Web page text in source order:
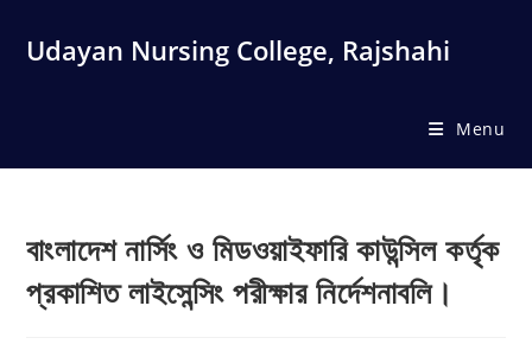
Udayan Nursing College, Rajshahi
Menu
বাংলাদেশ নার্সিং ও মিডওয়াইফারি কাউন্সিল কর্তৃক
প্রকাশিত লাইসেন্সিং পরীক্ষার নির্দেশনাবলি।